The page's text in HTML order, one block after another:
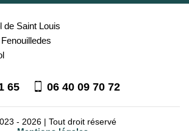
de Saint Louis
65 06 40 09 70 72
- 2026 | Tout droit réservé
Mentions légales